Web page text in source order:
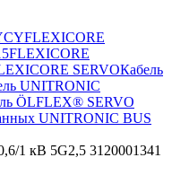
FLEXICORE
FLEXICORE
SERVOКабель
UNITRONIC
ÖLFLEX® SERVO
UNITRONIC BUS
1 кВ 5G2,5 3120001341